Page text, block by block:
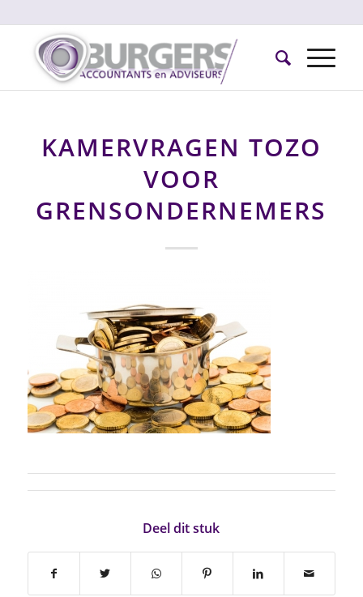
KAMERVRAGEN TOZO
VOOR
GRENSONDERNEMERS
Deel dit stuk